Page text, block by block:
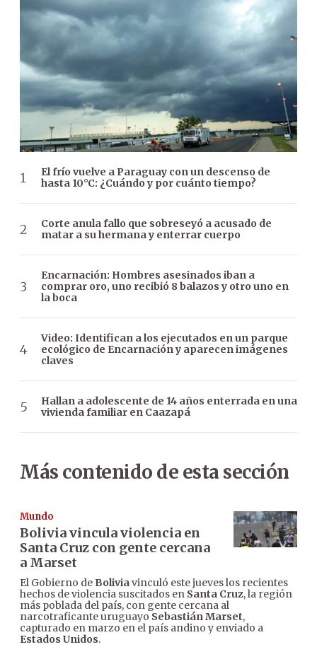
El frío vuelve a Paraguay con un descenso de
hasta 10°C: ¿Cuándo y por cuánto tiempo?
Corte anula fallo que sobreseyó a acusado de
matar a su hermana y enterrar cuerpo
Encarnación: Hombres asesinados iban a
comprar oro, uno recibió 8 balazos y otro uno en
la boca
Video: Identifican a los ejecutados en un parque
ecológico de Encarnación y aparecen imágenes
claves
Hallan a adolescente de 14 años enterrada en una
vivienda familiar en Caazapá
Más contenido de esta sección
Mundo
Bolivia vincula violencia en
Santa Cruz con gente cercana
a Marset
El Gobierno de Boliviavinculó este jueves los recientes
hechos de violencia suscitados en Santa Cruz, la región
más poblada del país, con gente cercana al
narcotraficante uruguayo Sebastián Marset,
capturado en marzo en el país andino y enviado a
Estados Unidos.